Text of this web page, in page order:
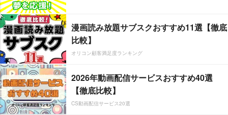
漫画読み放題サブスクおすすめ11選【徹底
比較】
オリコン顧客満足度ランキング
2026年動画配信サービスおすすめ40選
【徹底比較】
CS動画配信サービス20選